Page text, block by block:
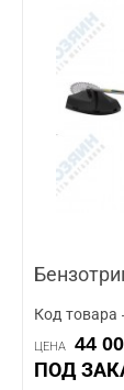
Код
ЦЕНА
44
ПОД